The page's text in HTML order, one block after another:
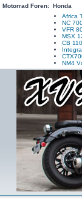
Motorrad Foren: Honda
Africa
NC
VFR
MSX
CB
NM4